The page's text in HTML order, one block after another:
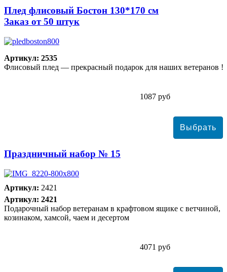
Плед флисовый Бостон 130*170 см
Заказ от 50 штук
Артикул: 2535
Флисовый плед — прекрасный подарок для наших ветеранов !
1087 руб
Праздничный набор № 15
Артикул: 2421
Артикул: 2421
Подарочный набор ветеранам в крафтовом ящике с ветчиной,
козинаком, хамсой, чаем и десертом
4071 руб